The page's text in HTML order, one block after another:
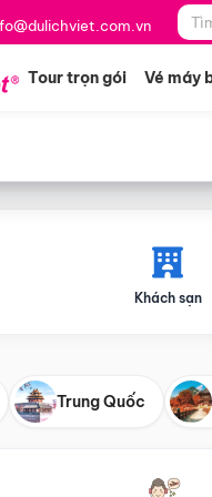
Tour trọn gói Vé máy
Khách sạn
Trung Quốc